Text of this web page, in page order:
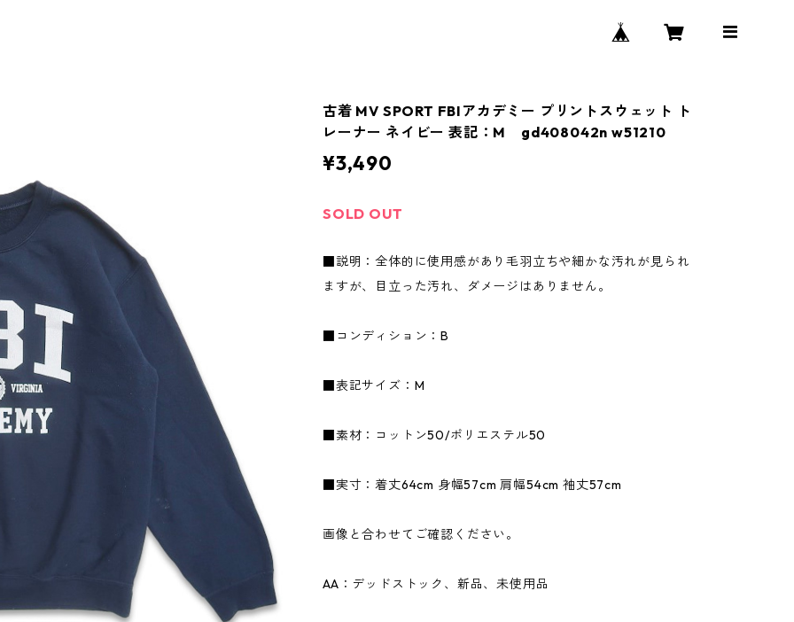
古着 MV SPORT FBIアカデミー プリントスウェット ト
レーナー ネイビー 表記：M gd408042n w51210
¥3,490
SOLD OUT
■説明：全体的に使用感があり毛羽立ちや細かな汚れが見られ
ますが、目立った汚れ、ダメージはありません。
■コンディション：B
■表記サイズ：M
■素材：コットン50/ポリエステル50
■実寸：着丈64cm 身幅57cm 肩幅54cm 袖丈57cm
画像と合わせてご確認ください。
AA：デッドストック、新品、未使用品